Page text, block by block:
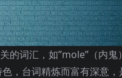
的词汇，如”mole”（内鬼
，台词精炼而富有深意